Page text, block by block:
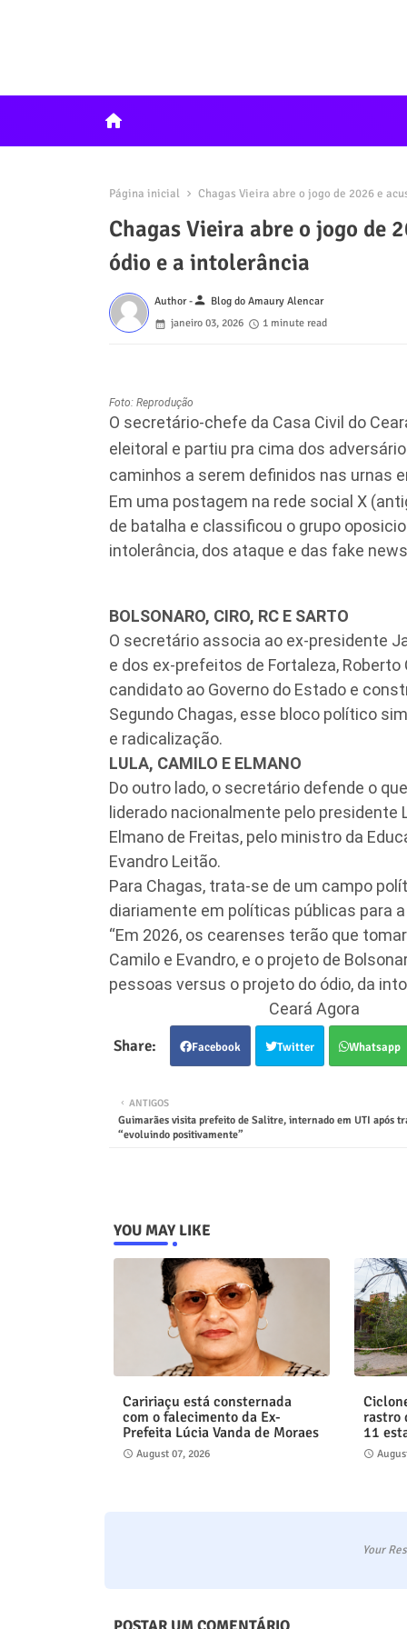
home
Página inicial Chagas Vieira abre o jogo de 2026 e
Chagas Vieira abre o jogo de
ódio e a intolerância
Author -person Blog do Amaury Alencar
janeiro 03, 2026
1 minute read
Foto: Reprodução
O secretário-chefe da Casa Civil do
eleitoral e partiu pra cima dos
caminhos a serem definidos nas urnas
Em uma postagem na rede social X
de batalha e classificou o grupo
intolerância, dos ataque e das fake
BOLSONARO, CIRO, RC E SARTO
O secretário associa ao ex-presidente
e dos ex-prefeitos de Fortaleza, Roberto
candidato ao Governo do Estado e
Segundo Chagas, esse bloco político
e radicalização.
LULA, CAMILO E ELMANO
Do outro lado, o secretário defende o
liderado nacionalmente pelo presidente
Elmano de Freitas, pelo ministro da
Evandro Leitão.
Para Chagas, trata-se de um campo
diariamente em políticas públicas para
“Em 2026, os cearenses terão que
Camilo e Evandro, e o projeto de
pessoas versus o projeto do ódio, da
Ceará Agora
Facebook Twitter Whatsapp
ANTIGOS
Guimarães visita prefeito de Salitre, internado em UTI após
“evoluindo positivamente”
YOU MAY LIKE
Caririaçu está consternada
com o falecimento da Ex-
Prefeita Lúcia Vanda de Moraes
August 07, 2026
rastro
11
Your